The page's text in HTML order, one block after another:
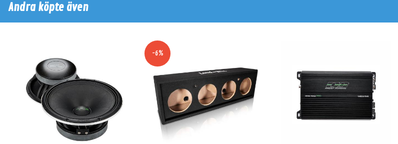
Andra köpte även
-6%